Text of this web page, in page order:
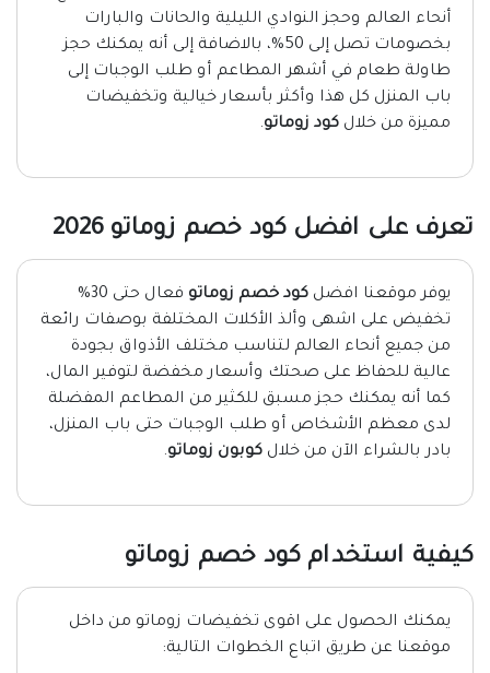
أنحاء العالم وحجز النوادي الليلية والحانات والبارات
بخصومات تصل إلى 50%، بالاضافة إلى أنه يمكنك حجز
طاولة طعام في أشهر المطاعم أو طلب الوجبات إلى
باب المنزل كل هذا وأكثر بأسعار خيالية وتخفيضات
مميزة من خلال كود زوماتو.
تعرف على افضل كود خصم زوماتو 2026
يوفر موقعنا افضل كود خصم زوماتو
فعال حتى 30%
تخفيض على اشهى وألذ الأكلات المختلفة بوصفات رائعة
من جميع أنحاء العالم لتناسب مختلف الأذواق بجودة
عالية للحفاظ على صحتك وأسعار مخفضة لتوفير المال،
كما أنه يمكنك حجز مسبق للكثير من المطاعم المفضلة
لدى معظم الأشخاص أو طلب الوجبات حتى باب المنزل،
بادر بالشراء الآن من خلال كوبون زوماتو.
كيفية استخدام كود خصم زوماتو
يمكنك الحصول على اقوى تخفيضات زوماتو من داخل
موقعنا عن طريق اتباع الخطوات التالية: